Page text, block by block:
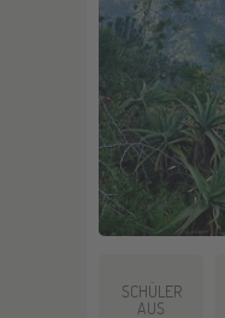
SCHÜLER
AUS